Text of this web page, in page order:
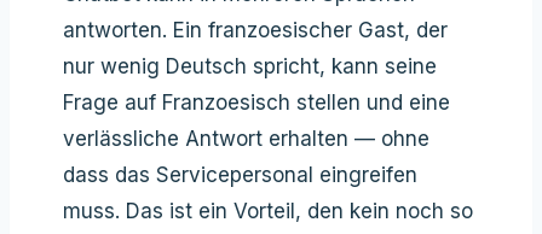
antworten. Ein franzoesischer Gast, der
nur wenig Deutsch spricht, kann seine
Frage auf Franzoesisch stellen und eine
verlässliche Antwort erhalten — ohne
dass das Servicepersonal eingreifen
muss. Das ist ein Vorteil, den kein noch so